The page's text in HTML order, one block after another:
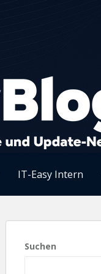
IT-Easy Intern
Suchen